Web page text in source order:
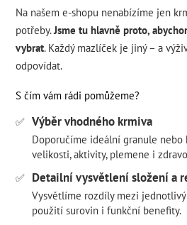
Na našem e-shopu nenabízíme jen
potřeby.Jsme tu hlavně proto,
vybrat. Každý mazlíček je jiný – a
odpovídat.
S čím vám rádi pomůžeme?
✅ Výběr vhodného krmiva
Doporučíme ideální granule nebo
velikosti, aktivity, plemene i
✅ Detailní vysvětlení složení a
Vysvětlíme rozdíly mezi
použití surovin i funkční benefity.